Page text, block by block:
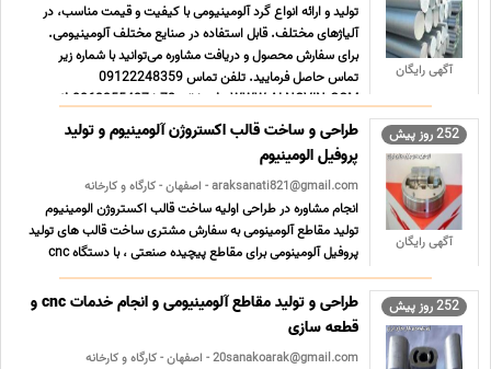
آگهی رایگان
تولید و ارائه انواع گرد آلومینیومی با کیفیت و قیمت مناسب، در
آلیاژهای مختلف. قابل استفاده در صنایع مختلف آلومینیومی.
برای سفارش محصول و دریافت مشاوره می‌توانید با شماره زیر
تماس حاصل فرمایید. تلفن تماس 09122248359
WWW.ALNOVIN.COM دفتر اراک 72تا 0863355437 فکس
08633554375 ... ...
252 روز پیش
آگهی رایگان
طراحی و ساخت قالب اکستروژن آلومینیوم و تولید
پروفیل الومینیوم
araksanati821@gmail.com - اصفهان - کارگاه و کارخانه
انجام مشاوره در طراحی اولیه ساخت قالب اکستروژن الومینیوم
تولید مقاطع آلومینومی به سفارش مشتری ساخت قالب های تولید
پروفیل آلومینومی برای مقاطع پیچیده صنعتی ، با دستگاه cnc
تضمین عمر قالب ، بالای 15 تن 50% هزینه قالب پس از تایید
نمونه توسط مشتری تلفن تماس 09122248359
WWW.ALNOVI ... ...
252 روز پیش
طراحی و تولید مقاطع آلومینیومی و انجام خدمات cnc و
قطعه سازی
20sanakoarak@gmail.com - اصفهان - کارگاه و کارخانه